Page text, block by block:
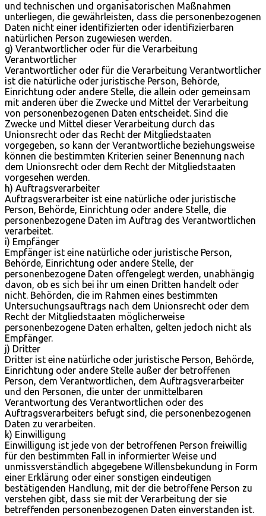
und technischen und organisatorischen Maßnahmen
unterliegen, die gewährleisten, dass die personenbezogenen
Daten nicht einer identifizierten oder identifizierbaren
natürlichen Person zugewiesen werden.
g) Verantwortlicher oder für die Verarbeitung
Verantwortlicher
Verantwortlicher oder für die Verarbeitung Verantwortlicher
ist die natürliche oder juristische Person, Behörde,
Einrichtung oder andere Stelle, die allein oder gemeinsam
mit anderen über die Zwecke und Mittel der Verarbeitung
von personenbezogenen Daten entscheidet. Sind die
Zwecke und Mittel dieser Verarbeitung durch das
Unionsrecht oder das Recht der Mitgliedstaaten
vorgegeben, so kann der Verantwortliche beziehungsweise
können die bestimmten Kriterien seiner Benennung nach
dem Unionsrecht oder dem Recht der Mitgliedstaaten
vorgesehen werden.
h) Auftragsverarbeiter
Auftragsverarbeiter ist eine natürliche oder juristische
Person, Behörde, Einrichtung oder andere Stelle, die
personenbezogene Daten im Auftrag des Verantwortlichen
verarbeitet.
i) Empfänger
Empfänger ist eine natürliche oder juristische Person,
Behörde, Einrichtung oder andere Stelle, der
personenbezogene Daten offengelegt werden, unabhängig
davon, ob es sich bei ihr um einen Dritten handelt oder
nicht. Behörden, die im Rahmen eines bestimmten
Untersuchungsauftrags nach dem Unionsrecht oder dem
Recht der Mitgliedstaaten möglicherweise
personenbezogene Daten erhalten, gelten jedoch nicht als
Empfänger.
j) Dritter
Dritter ist eine natürliche oder juristische Person, Behörde,
Einrichtung oder andere Stelle außer der betroffenen
Person, dem Verantwortlichen, dem Auftragsverarbeiter
und den Personen, die unter der unmittelbaren
Verantwortung des Verantwortlichen oder des
Auftragsverarbeiters befugt sind, die personenbezogenen
Daten zu verarbeiten.
k) Einwilligung
Einwilligung ist jede von der betroffenen Person freiwillig
für den bestimmten Fall in informierter Weise und
unmissverständlich abgegebene Willensbekundung in Form
einer Erklärung oder einer sonstigen eindeutigen
bestätigenden Handlung, mit der die betroffene Person zu
verstehen gibt, dass sie mit der Verarbeitung der sie
betreffenden personenbezogenen Daten einverstanden ist.